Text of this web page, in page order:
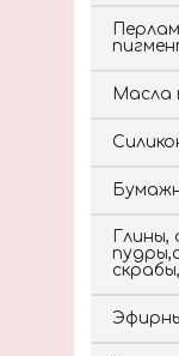
Масла
Глины,